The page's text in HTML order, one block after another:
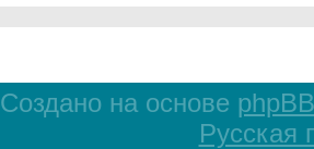
Создано на основе phpBB
Русская